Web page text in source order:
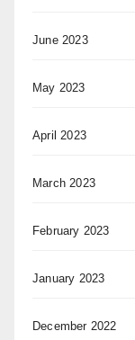
June 2023
May 2023
April 2023
March 2023
February 2023
January 2023
December 2022